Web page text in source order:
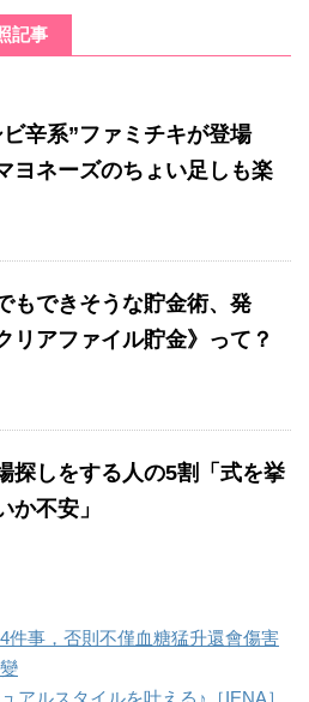
記事
ビ辛系”ファミチキが登場
ヨネーズのちょい足しも楽
もできそうな貯金術、発
リアファイル貯金》って？
探しをする人の5割「式を挙
か不安」
件事，否則不僅血糖猛升還會傷害
アルスタイルを叶える♪［IENA］